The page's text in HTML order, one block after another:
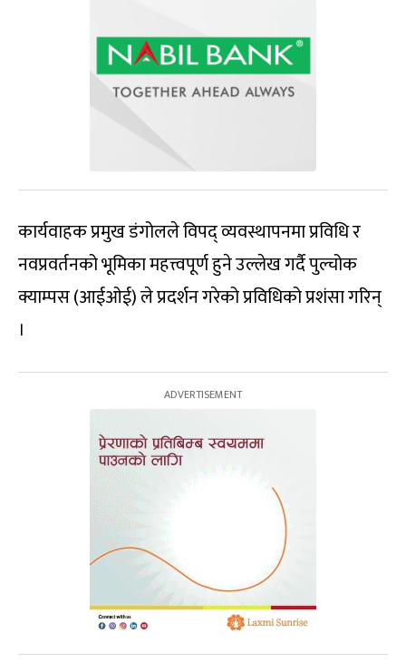
कार्यवाहक प्रमुख डंगोलले विपद् व्यवस्थापनमा प्रविधि र
नवप्रवर्तनको भूमिका महत्त्वपूर्ण हुने उल्लेख गर्दै पुल्चोक
क्याम्पस (आईओई) ले प्रदर्शन गरेको प्रविधिको प्रशंसा गरिन्
।